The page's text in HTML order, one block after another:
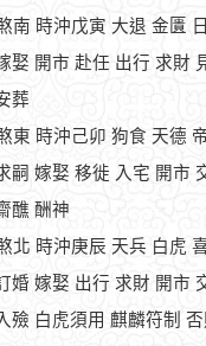
南 時沖戊寅 大退 金匱
娶 開市 赴任 出行 求財
葬
東 時沖己卯 狗食 天德
嗣 嫁娶 移徙 入宅 開市
醮 酬神
北 時沖庚辰 天兵 白虎
婚 嫁娶 出行 求財 開市
殮 白虎須用 麒麟符制